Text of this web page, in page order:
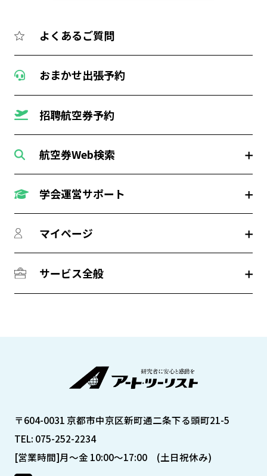
よくあるご質問
おまかせ出張予約
招聘航空券予約
航空券Web検索
学会運営サポート
マイページ
サービス全般
〒604-0031 京都市中京区新町通二条下る頭町21-5
TEL: 075-252-2234
[営業時間]月～金 10:00～17:00 (土日祝休み)